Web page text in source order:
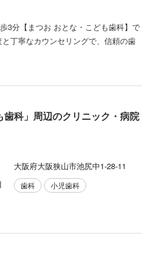
3分【まつお おとな・こども歯科】で
丁寧なカウンセリングで、信頼の歯
歯科」周辺のクリニック・病院
大阪府大阪狭山市池尻中1-28-11
歯科 小児歯科